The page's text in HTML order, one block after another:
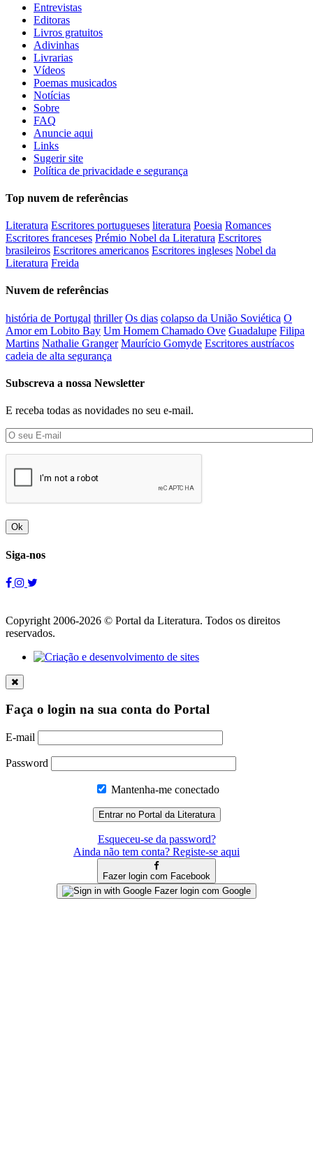
Entrevistas
Editoras
Livros gratuitos
Adivinhas
Livrarias
Vídeos
Poemas musicados
Notícias
Sobre
FAQ
Anuncie aqui
Links
Sugerir site
Política de privacidade e segurança
Top nuvem de referências
Literatura Escritores portugueses literatura Poesia Romances
Escritores franceses Prémio Nobel da Literatura Escritores
brasileiros Escritores americanos Escritores ingleses Nobel da
Literatura Freida
Nuvem de referências
história de Portugal thriller Os dias colapso da União Soviética O
Amor em Lobito Bay Um Homem Chamado Ove Guadalupe Filipa
Martins Nathalie Granger Maurício Gomyde Escritores austríacos
cadeia de alta segurança
Subscreva a nossa Newsletter
E receba todas as novidades no seu e-mail.
Ok
Siga-nos
Copyright 2006-2026 © Portal da Literatura. Todos os direitos
reservados.
Faça o login na sua conta do Portal
E-mail
Password
Mantenha-me conectado
Esqueceu-se da password?
Ainda não tem conta? Registe-se aqui
Fazer login com Facebook
Fazer login com Google